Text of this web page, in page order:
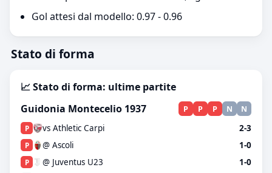
Gol attesi dal modello: 0.97 - 0.96
Stato di forma
📈 Stato di forma: ultime partite
Guidonia Montecelio 1937
P P P N N
P vs Athletic Carpi 2-3
P @ Ascoli 1-0
P @ Juventus U23 1-0